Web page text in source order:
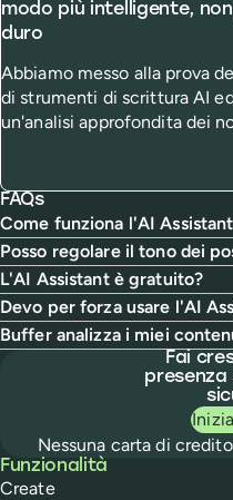
modo più intelligente,
duro
Abbiamo messo alla prova
di strumenti di scrittura AI
un'analisi approfondita dei
chi, secondo noi, li troverà
FAQs
Come funziona l'AI
Posso regolare il tono dei
L'AI Assistant è gratuito?
Devo per forza usare l'AI
Buffer analizza i miei
Fai
presenza
Nessuna carta di
Buffer
Funzionalità
Create